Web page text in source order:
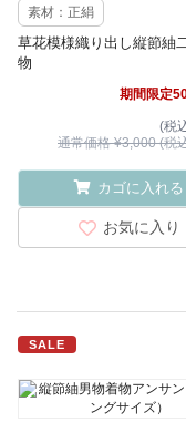
素材：正絹
草花模様織り出し縦節紬
物
期間限定
(税
通常価格 ¥3,000 (税
カゴに入れる
お気に入り
SALE